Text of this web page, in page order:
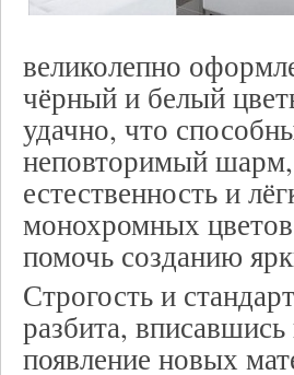
великолепно
чёрный и белый
удачно, что
неповторимый
естественность и
монохромных
помочь созданию
Строгость и
разбита,
появление новых